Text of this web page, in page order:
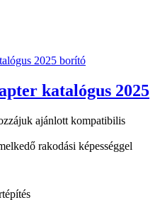
katalógus 2025
ajánlott kompatibilis
rakodási képességgel